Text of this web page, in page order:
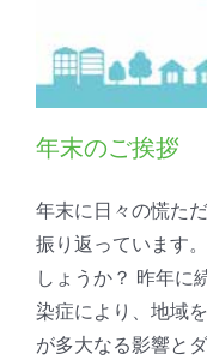
年末のご挨拶
年末に日々の慌た
振り返っています
しょうか？ 昨年に
染症により、地域
が多大なる影響と